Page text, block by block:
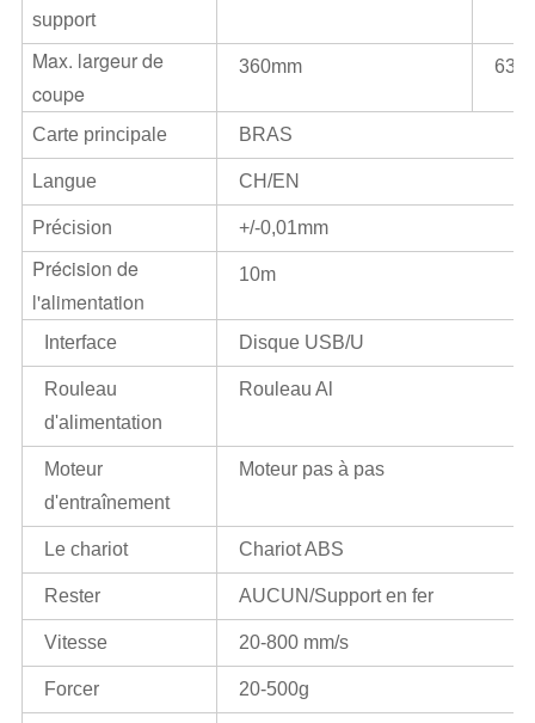
support
Max. largeur de
coupe
360mm
Carte principale BRAS
Langue CH/EN
Précision +/-0,01mm
Précision de
l'alimentation
10m
Interface Disque USB/U
Rouleau
d'alimentation
Rouleau Al
Moteur
d'entraînement
Moteur pas à pas
Le chariot Chariot ABS
Rester AUCUN/Support en fer
Vitesse 20-800 mm/s
Forcer 20-500g